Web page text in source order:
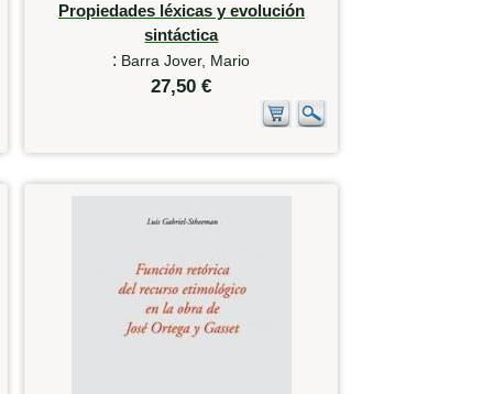
Propiedades léxicas y evolución
sintáctica
: Barra Jover, Mario
27,50 €